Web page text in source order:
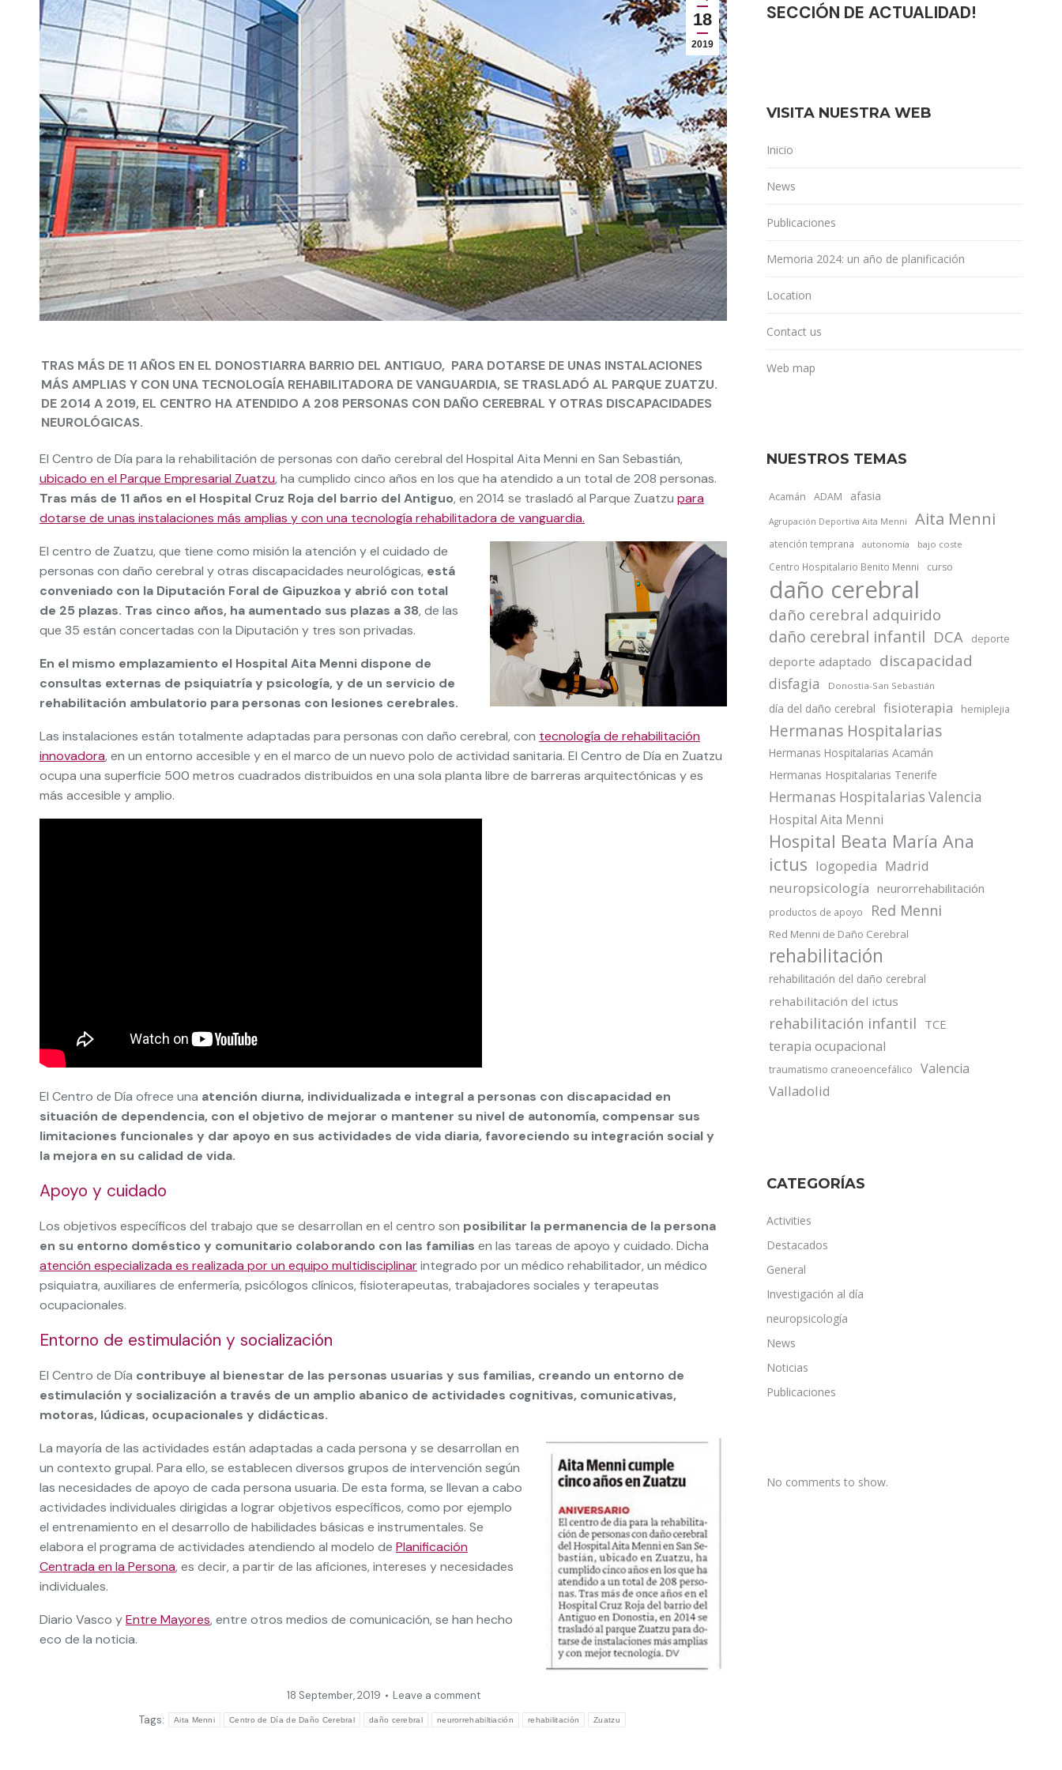
18
2019
TRAS MÁS DE 11 AÑOS EN EL DONOSTIARRA BARRIO DEL ANTIGUO, PARA DOTARSE DE UNAS INSTALACIONES
MÁS AMPLIAS Y CON UNA TECNOLOGÍA REHABILITADORA DE VANGUARDIA, SE TRASLADÓ AL PARQUE ZUATZU.
DE 2014 A 2019, EL CENTRO HA ATENDIDO A 208 PERSONAS CON DAÑO CEREBRAL Y OTRAS DISCAPACIDADES
NEUROLÓGICAS.
El Centro de Día para la rehabilitación de personas con daño cerebral del Hospital Aita Menni en San Sebastián,
ubicado en el Parque Empresarial Zuatzu, ha cumplido cinco años en los que ha atendido a un total de 208 personas.
Tras más de 11 años en el Hospital Cruz Roja del barrio del Antiguo, en 2014 se trasladó al Parque Zuatzu para
dotarse de unas instalaciones más amplias y con una tecnología rehabilitadora de vanguardia.
El centro de Zuatzu, que tiene como misión la atención y el cuidado de
personas con daño cerebral y otras discapacidades neurológicas, está
conveniado con la Diputación Foral de Gipuzkoa y abrió con total
de 25 plazas. Tras cinco años, ha aumentado sus plazas a 38, de las
que 35 están concertadas con la Diputación y tres son privadas.
En el mismo emplazamiento el Hospital Aita Menni dispone de
consultas externas de psiquiatría y psicología, y de un servicio de
rehabilitación ambulatorio para personas con lesiones cerebrales.
Las instalaciones están totalmente adaptadas para personas con daño cerebral, con tecnología de rehabilitación
innovadora, en un entorno accesible y en el marco de un nuevo polo de actividad sanitaria. El Centro de Día en Zuatzu
ocupa una superficie 500 metros cuadrados distribuidos en una sola planta libre de barreras arquitectónicas y es
más accesible y amplio.
El Centro de Día ofrece una atención diurna, individualizada e integral a personas con discapacidad en
situación de dependencia, con el objetivo de mejorar o mantener su nivel de autonomía, compensar sus
limitaciones funcionales y dar apoyo en sus actividades de vida diaria, favoreciendo su integración social y
la mejora en su calidad de vida.
Apoyo y cuidado
Los objetivos específicos del trabajo que se desarrollan en el centro son posibilitar la permanencia de la persona
en su entorno doméstico y comunitario colaborando con las familias en las tareas de apoyo y cuidado. Dicha
atención especializada es realizada por un equipo multidisciplinarintegrado por un médico rehabilitador, un médico
psiquiatra, auxiliares de enfermería, psicólogos clínicos, fisioterapeutas, trabajadores sociales y terapeutas
ocupacionales.
Entorno de estimulación y socialización
El Centro de Día contribuye al bienestar de las personas usuarias y sus familias, creando un entorno de
estimulación y socialización a través de un amplio abanico de actividades cognitivas, comunicativas,
motoras, lúdicas, ocupacionales y didácticas.
La mayoría de las actividades están adaptadas a cada persona y se desarrollan en
un contexto grupal. Para ello, se establecen diversos grupos de intervención según
las necesidades de apoyo de cada persona usuaria. De esta forma, se llevan a cabo
actividades individuales dirigidas a lograr objetivos específicos, como por ejemplo
el entrenamiento en el desarrollo de habilidades básicas e instrumentales. Se
elabora el programa de actividades atendiendo al modelo de Planificación
Centrada en la Persona, es decir, a partir de las aficiones, intereses y necesidades
individuales.
Diario Vasco yEntre Mayores, entre otros medios de comunicación, se han hecho
eco de la noticia.
18 September, 2019
Leave a comment
Tags:
Aita Menni Centro de Día de Daño Cerebral daño cerebral neurorrehabiltiación rehabilitación Zuatzu
SECCIÓN DE ACTUALIDAD!
VISITA NUESTRA WEB
Inicio
News
Publicaciones
Memoria 2024: un año de planificación
Location
Contact us
Web map
NUESTROS TEMAS
Acamán ADAM afasia
Agrupación Deportiva Aita Menni Aita Menni
atención temprana autonomía bajo coste
Centro Hospitalario Benito Menni curso
daño cerebral
daño cerebral adquirido
daño cerebral infantil DCA deporte
deporte adaptado discapacidad
disfagia Donostia-San Sebastián
día del daño cerebral fisioterapia hemiplejia
Hermanas Hospitalarias
Hermanas Hospitalarias Acamán
Hermanas Hospitalarias Tenerife
Hermanas Hospitalarias Valencia
Hospital Aita Menni
Hospital Beata María Ana
ictus logopedia Madrid
neuropsicología neurorrehabilitación
productos de apoyo Red Menni
Red Menni de Daño Cerebral
rehabilitación
rehabilitación del daño cerebral
rehabilitación del ictus
rehabilitación infantil TCE
terapia ocupacional
traumatismo craneoencefálico Valencia
Valladolid
CATEGORÍAS
Activities
Destacados
General
Investigación al día
neuropsicología
News
Noticias
Publicaciones
No comments to show.